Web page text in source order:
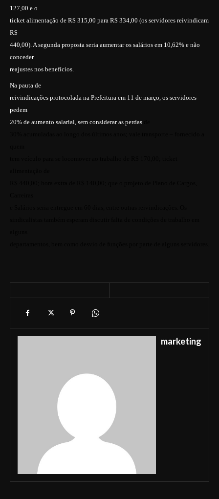
127,00 e o
ticket alimentação de R$ 315,00 para R$ 334,00 (os servidores reivindicam
R$
440,00). A segunda proposta seria aumentar os salários em 10,62% e não
conceder
reajustes nos benefícios.
Na pauta de
reivindicações protocolada na Prefeitura em 11 de março, os servidores
pedem
20% de aumento salarial, sem considerar as perdas
marketing